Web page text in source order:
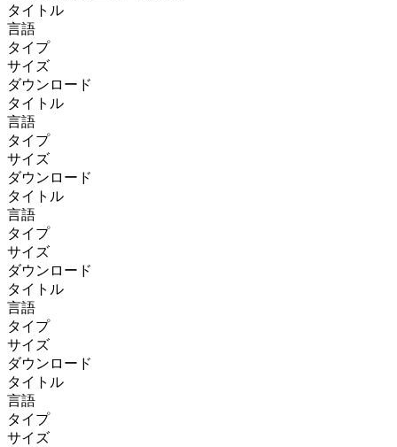
タイトル
言語
タイプ
サイズ
ダウンロード
タイトル
言語
タイプ
サイズ
ダウンロード
タイトル
言語
タイプ
サイズ
ダウンロード
タイトル
言語
タイプ
サイズ
ダウンロード
タイトル
言語
タイプ
サイズ